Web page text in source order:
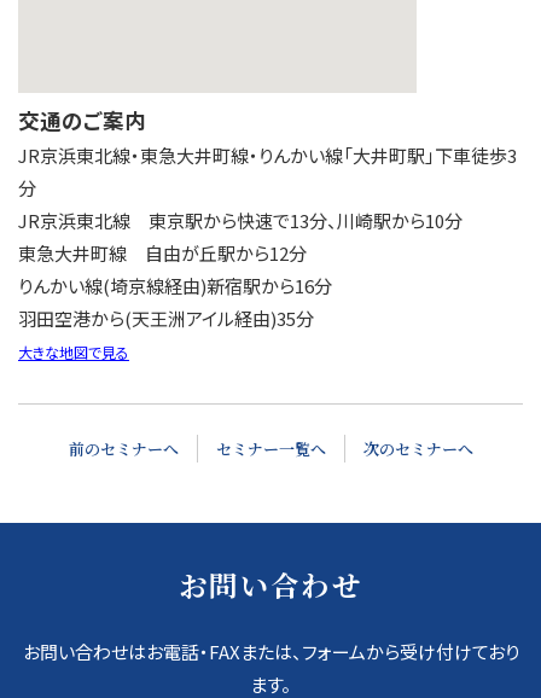
交通のご案内
JR京浜東北線・東急大井町線・りんかい線「大井町駅」下車徒歩3
分
JR京浜東北線 東京駅から快速で13分、川崎駅から10分
東急大井町線 自由が丘駅から12分
りんかい線(埼京線経由)新宿駅から16分
羽田空港から(天王洲アイル経由)35分
大きな地図で見る
前のセミナーへ セミナー一覧へ 次のセミナーへ
お問い合わせ
お問い合わせはお電話・FAXまたは、フォームから受け付けており
ます。